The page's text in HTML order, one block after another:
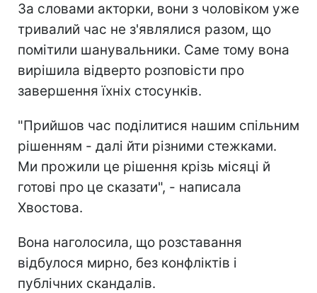
За словами акторки, вони з чоловіком уже
тривалий час не з'являлися разом, що
помітили шанувальники. Саме тому вона
вирішила відверто розповісти про
завершення їхніх стосунків.
"Прийшов час поділитися нашим спільним
рішенням - далі йти різними стежками.
Ми прожили це рішення крізь місяці й
готові про це сказати", - написала
Хвостова.
Вона наголосила, що розставання
відбулося мирно, без конфліктів і
публічних скандалів.